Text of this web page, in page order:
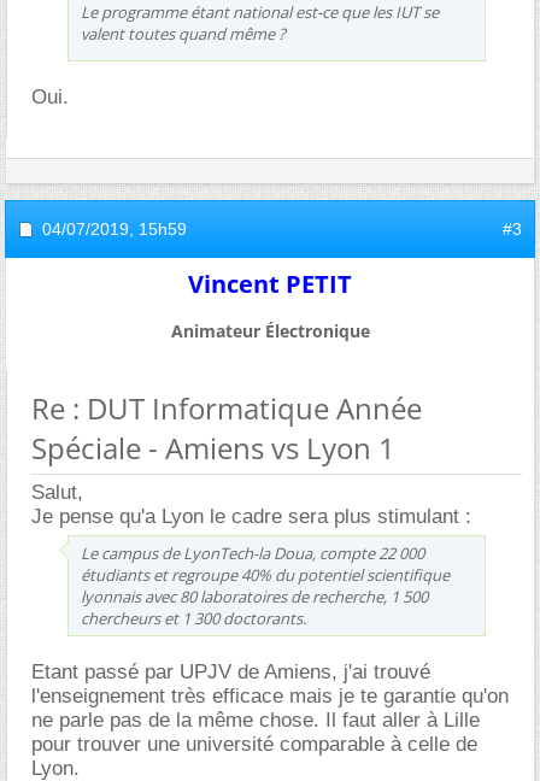
Le programme étant national est-ce que les IUT se
valent toutes quand même ?
Oui.
04/07/2019, 15h59 #3
Vincent PETIT
Animateur Électronique
Re : DUT Informatique Année
Spéciale - Amiens vs Lyon 1
Salut,
Je pense qu'a Lyon le cadre sera plus stimulant :
Le campus de LyonTech-la Doua, compte 22 000
étudiants et regroupe 40% du potentiel scientifique
lyonnais avec 80 laboratoires de recherche, 1 500
chercheurs et 1 300 doctorants.
Etant passé par UPJV de Amiens, j'ai trouvé
l'enseignement très efficace mais je te garantie qu'on
ne parle pas de la même chose. Il faut aller à Lille
pour trouver une université comparable à celle de
Lyon.